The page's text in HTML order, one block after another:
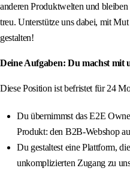
anderen Produktwelten und
treu. Unterstütze uns dabei, mit
gestalten!
Deine Aufgaben: Du machst mit
Diese Position ist befristet für 24
Du übernimmst das E2E
Produkt: den B2B-Webshop
Du gestaltest eine Plattform,
unkomplizierten Zugang zu